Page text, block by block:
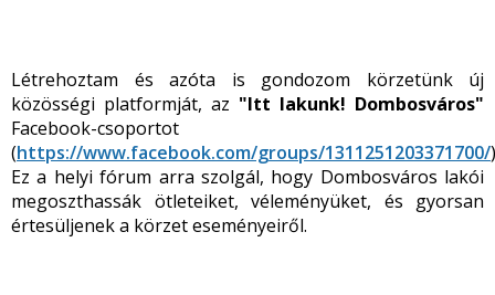
Létrehoztam és azóta is gondozom körzetünk új
közösségi platformját, az "Itt lakunk! Dombosváros"
Facebook-csoportot
(https://www.facebook.com/groups/1311251203371700/
Ez a helyi fórum arra szolgál, hogy Dombosváros lakói
megoszthassák ötleteiket, véleményüket, és gyorsan
értesüljenek a körzet eseményeiről.